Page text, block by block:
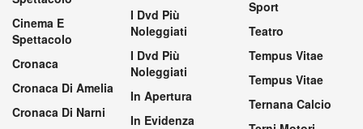
Cinema E
Spettacolo
Cronaca
Cronaca Di Amelia
Cronaca Di Narni
I Dvd Più
Noleggiati
I Dvd Più
Noleggiati
In Apertura
In Evidenza
Sport
Teatro
Tempus Vitae
Tempus Vitae
Ternana Calcio